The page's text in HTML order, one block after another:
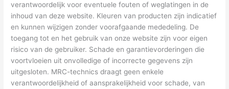
verantwoordelijk voor eventuele fouten of weglatingen in de
inhoud van deze website. Kleuren van producten zijn indicatief
en kunnen wijzigen zonder voorafgaande mededeling. De
toegang tot en het gebruik van onze website zijn voor eigen
risico van de gebruiker. Schade en garantievorderingen die
voortvloeien uit onvolledige of incorrecte gegevens zijn
uitgesloten. MRC-technics draagt geen enkele
verantwoordelijkheid of aansprakelijkheid voor schade, van